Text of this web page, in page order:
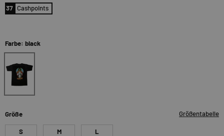
37 Cashpoints
Farbe: black
Größe Größentabelle
S M L